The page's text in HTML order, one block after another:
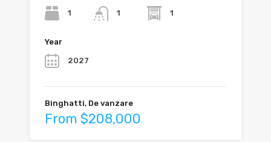
1 1 1
Year
2027
Binghatti, De vanzare
From $208,000